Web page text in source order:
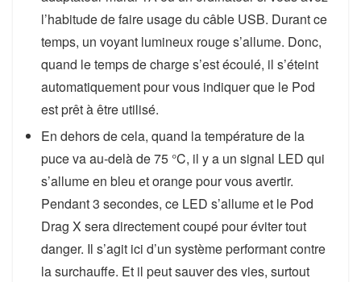
l’habitude de faire usage du câble USB. Durant ce
temps, un voyant lumineux rouge s’allume. Donc,
quand le temps de charge s’est écoulé, il s’éteint
automatiquement pour vous indiquer que le Pod
est prêt à être utilisé.
En dehors de cela, quand la température de la
puce va au-delà de 75 °C, il y a un signal LED qui
s’allume en bleu et orange pour vous avertir.
Pendant 3 secondes, ce LED s’allume et le Pod
Drag X sera directement coupé pour éviter tout
danger. Il s’agit ici d’un système performant contre
la surchauffe. Et il peut sauver des vies, surtout